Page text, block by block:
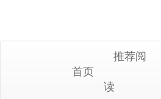
首页
推荐阅
读